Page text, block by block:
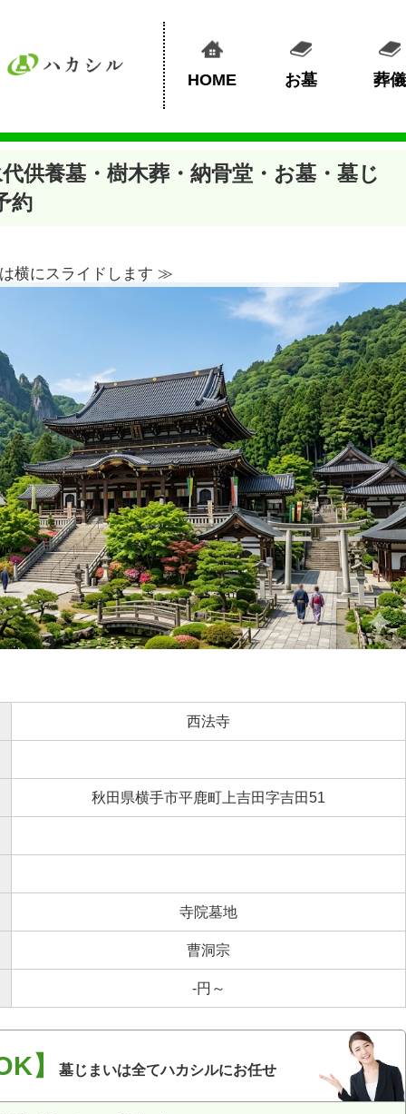
HOME お墓 葬儀
供養墓・樹木葬・納骨堂・お墓・墓じ
約
横にスライドします ≫︎
西法寺
秋田県横手市平鹿町上吉田字吉田51
寺院墓地
曹洞宗
-円～
】 墓じまいは全てハカシルにお任せ